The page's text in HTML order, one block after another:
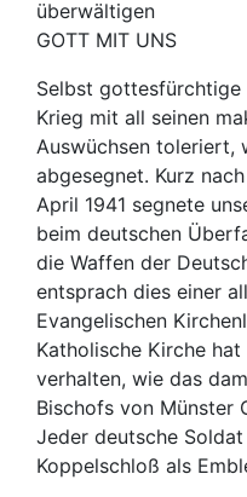
überwältigen
GOTT MIT UNS
Selbst gottesfürchtige
Krieg mit all seinen
Auswüchsen toleriert,
abgesegnet. Kurz
April 1941 segnete
beim deutschen
die Waffen der
entsprach dies einer
Evangelischen
Katholische Kirche
verhalten, wie das
Bischofs von Münster
Jeder deutsche
Koppelschloß als